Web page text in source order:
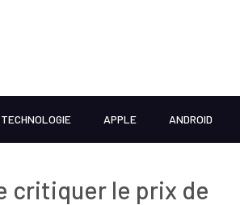
TECHNOLOGIE APPLE ANDROID
critiquer le prix de